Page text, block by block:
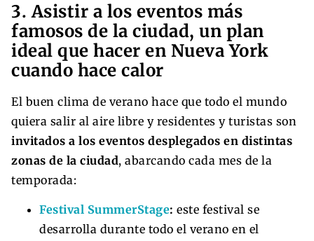
3. Asistir a los eventos más
famosos de la ciudad, un plan
ideal que hacer en Nueva York
cuando hace calor
El buen clima de verano hace que todo el mundo
quiera salir al aire libre y residentes y turistas son
invitados a los eventos desplegados en distintas
zonas de la ciudad, abarcando cada mes de la
temporada:
Festival SummerStage: este festival se
desarrolla durante todo el verano en el